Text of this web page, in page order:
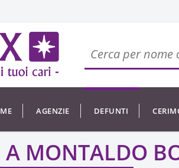
AGENZIE DEFUNTI
A MONTALDO